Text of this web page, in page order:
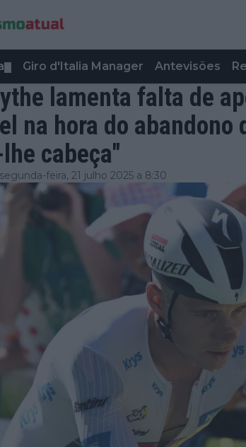
Giro d'Italia Manager Antevisões
lamenta falta de
na hora do abandono
cabeça"
segunda-feira, 21 julho 2025 a 8:30